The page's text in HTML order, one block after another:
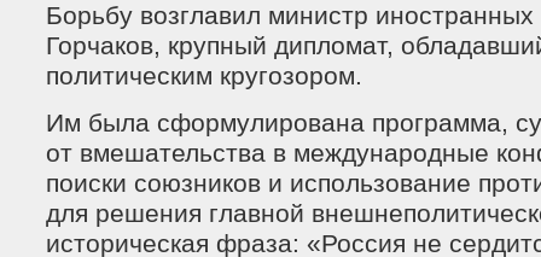
Борьбу возглавил министр иностранных
Горчаков, крупный дипломат,
политическим кругозором.
Им была сформулирована программа,
от вмешательства в международные
поиски союзников и использование
для решения главной
историческая фраза: «Россия не